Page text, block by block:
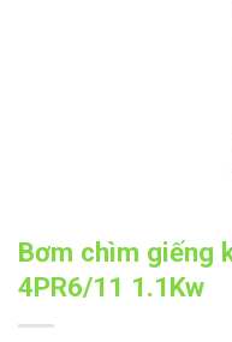
Bơm chìm giếng
4PR6/11 1.1Kw